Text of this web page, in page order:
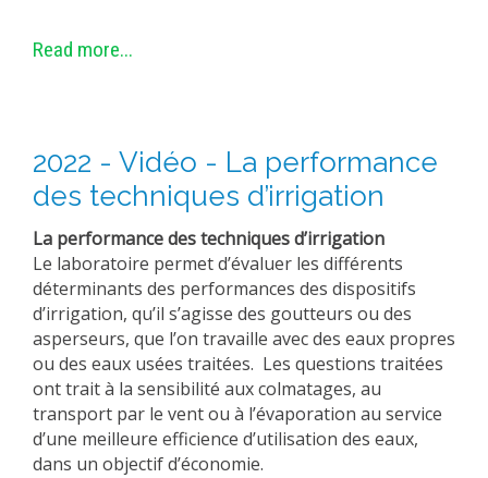
Read more...
2022 - Vidéo - La performance
des techniques d’irrigation
La performance des techniques d’irrigation
Le laboratoire permet d’évaluer les différents
déterminants des performances des dispositifs
d’irrigation, qu’il s’agisse des goutteurs ou des
asperseurs, que l’on travaille avec des eaux propres
ou des eaux usées traitées. Les questions traitées
ont trait à la sensibilité aux colmatages, au
transport par le vent ou à l’évaporation au service
d’une meilleure efficience d’utilisation des eaux,
dans un objectif d’économie.